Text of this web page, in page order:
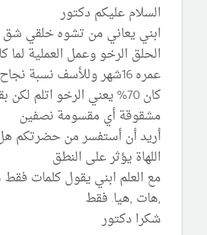
السلام عليكم دكتور
ابني يعاني من تشوه خلقي
الحلق الرخو وعمل العملية لما
عمره 16شهر وللأسف نسبة
كان 70% يعني الرخو اتلم لكن
مشقوقة أي مقسومة نصفين
أريد أن أستفسر من حضرتكم
اللهاة يؤثر على النطق
مع العلم ابني يقول كلمات
,هات ,هيا. فقط
شكرا دكتور